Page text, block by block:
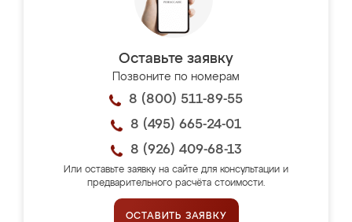
Оставьте заявку
Позвоните по номерам
8 (800) 511-89-55
8 (495) 665-24-01
8 (926) 409-68-13
Или оставьте заявку на сайте для консультации и
предварительного расчёта стоимости.
ОСТАВИТЬ ЗАЯВКУ